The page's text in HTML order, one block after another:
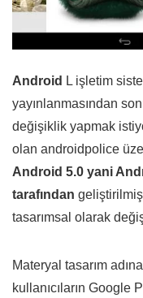
Android L işletim
yayınlanmasından
değişiklik yapmak
olan androidpolice
Android 5.0 yani
tarafından
tasarımsal olarak
Materyal tasarım
kullanıcıların